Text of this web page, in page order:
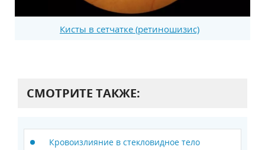
Кисты в сетчатке (ретиношизис)
СМОТРИТЕ ТАКЖЕ:
Кровоизлияние в стекловидное тело